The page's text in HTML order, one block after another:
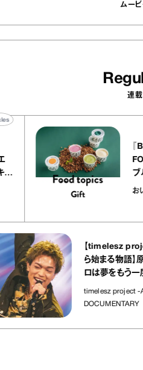
ムー
連載
リエ
プ キャ
articles
【timelesz project
ら始まる物語】原嘉
ロは夢をもう一度追
れた場所」
timelesz project -
DOCUMENTARY